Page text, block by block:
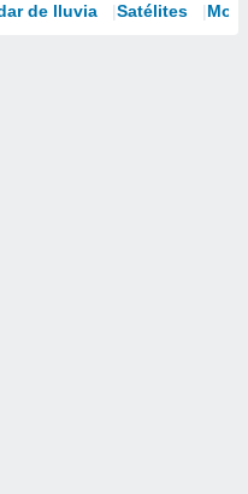
de lluvia Satélites